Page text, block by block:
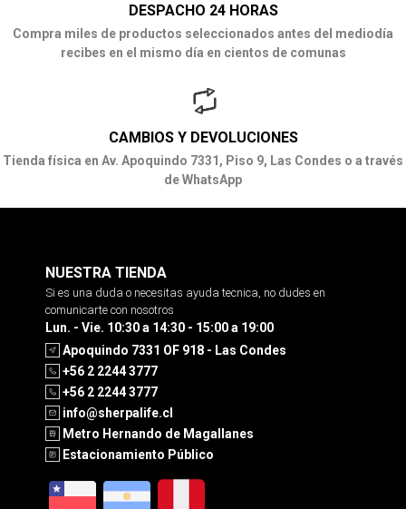
DESPACHO 24 HORAS
Compra miles de productos seleccionados antes del mediodía
recibes en el mismo día en cientos de comunas
CAMBIOS Y DEVOLUCIONES
Tienda física en Av. Apoquindo 7331, Piso 9, Las Condes o a través
de WhatsApp
NUESTRA TIENDA
Si es una duda o necesitas ayuda tecnica, no dudes en
comunicarte con nosotros
Lun. - Vie. 10:30 a 14:30 - 15:00 a 19:00
Apoquindo 7331 OF 918 - Las Condes
+56 2 2244 3777
+56 2 2244 3777
info@sherpalife.cl
Metro Hernando de Magallanes
Estacionamiento Público